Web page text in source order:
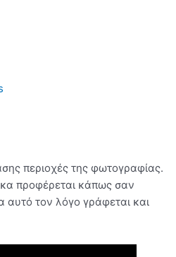
περιοχές της φωτογραφίας.
προφέρεται κάπως σαν
αυτό τον λόγο γράφεται και